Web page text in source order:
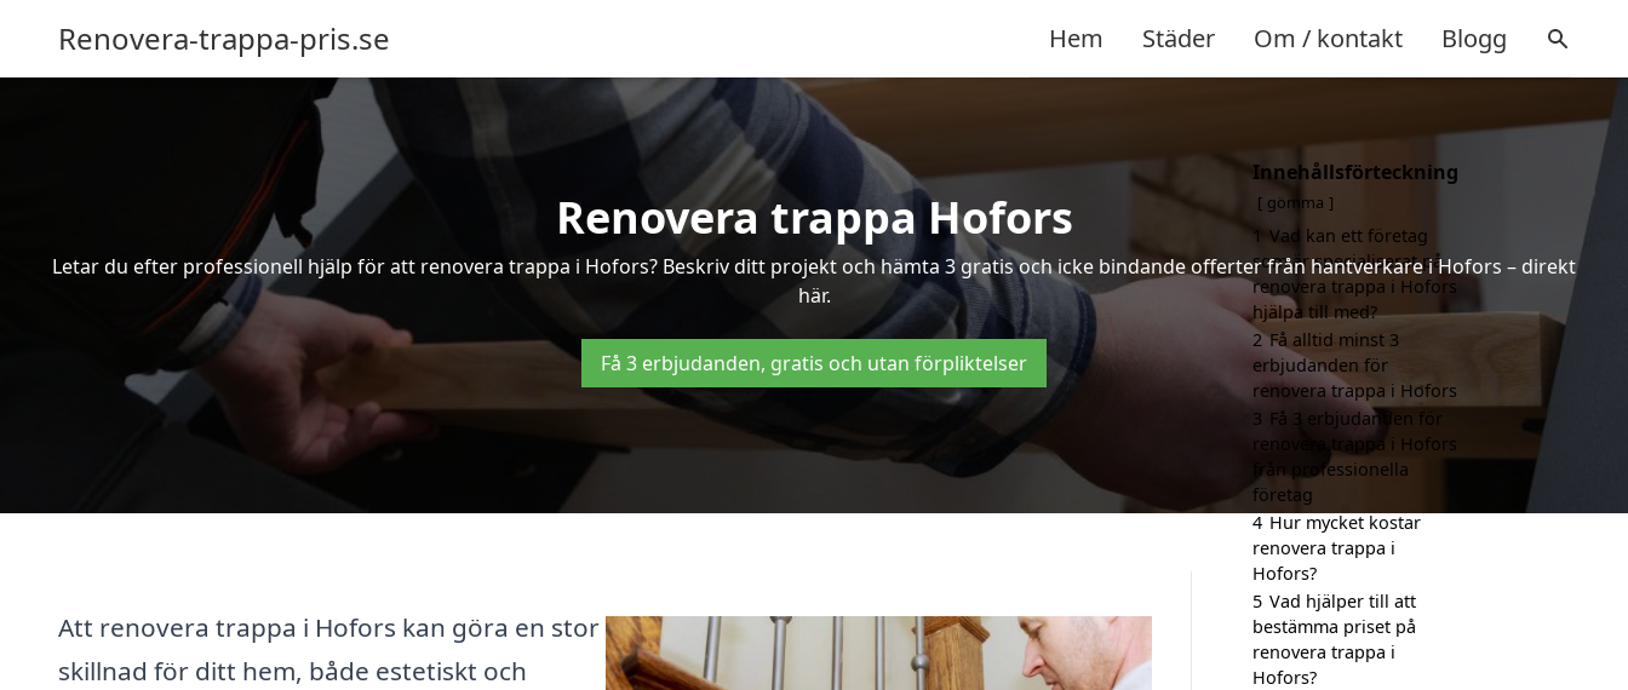
Renovera-trappa-pris.se Hem Städer Om / kontakt Blogg
Renovera trappa Hofors
Letar du efter professionell hjälp för att renovera trappa i Hofors? Beskriv ditt projekt och hämta 3 gratis och icke bindande offerter från hantverkare i Hofors – direkt
här.
Få 3 erbjudanden, gratis och utan förpliktelser
Att renovera trappa i Hofors kan göra en stor
skillnad för ditt hem, både estetiskt och
Innehållsförteckning
gömma
1 Vad kan ett företag
som är specialiserat på
renovera trappa i Hofors
hjälpa till med?
2 Få alltid minst 3
erbjudanden för
renovera trappa i Hofors
3 Få 3 erbjudanden för
renovera trappa i Hofors
från professionella
företag
4 Hur mycket kostar
renovera trappa i
Hofors?
5 Vad hjälper till att
bestämma priset på
renovera trappa i
Hofors?